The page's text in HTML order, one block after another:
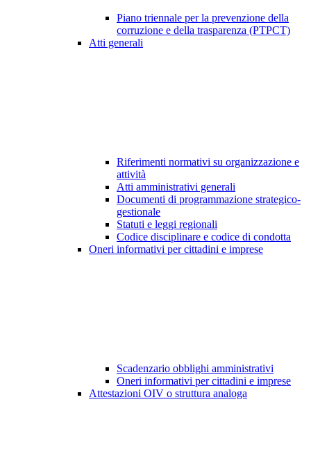
Piano triennale per la prevenzione della
corruzione e della trasparenza (PTPCT)
Atti generali
Riferimenti normativi su organizzazione e
attività
Atti amministrativi generali
Documenti di programmazione strategico-
gestionale
Statuti e leggi regionali
Codice disciplinare e codice di condotta
Oneri informativi per cittadini e imprese
Scadenzario obblighi amministrativi
Oneri informativi per cittadini e imprese
Attestazioni OIV o struttura analoga